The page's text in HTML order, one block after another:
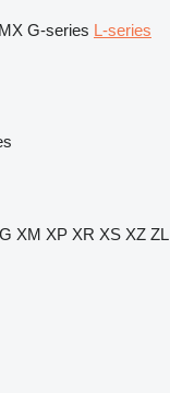
G-series L-series
XM XP XR XS XZ ZL